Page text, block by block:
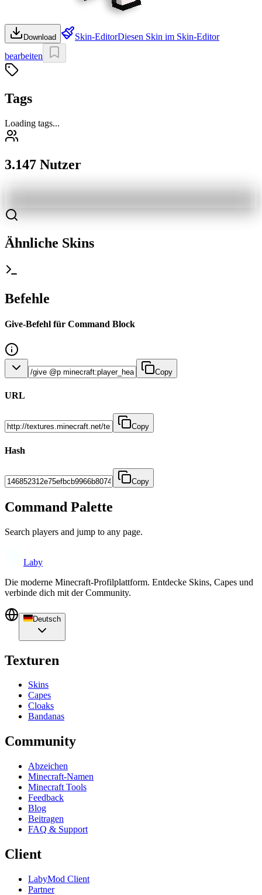
Download Skin-EditorDiesen Skin im Skin-Editor
bearbeiten
Tags
Loading tags...
3.147 Nutzer
Ähnliche Skins
Befehle
Give-Befehl für Command Block
Copy
URL
Copy
Hash
Copy
Command Palette
Search players and jump to any page.
Laby
Die moderne Minecraft-Profilplattform. Entdecke Skins, Capes und
verbinde dich mit der Community.
Deutsch
Texturen
Skins
Capes
Cloaks
Bandanas
Community
Abzeichen
Minecraft-Namen
Minecraft Tools
Feedback
Blog
Beitragen
FAQ & Support
Client
LabyMod Client
Partner